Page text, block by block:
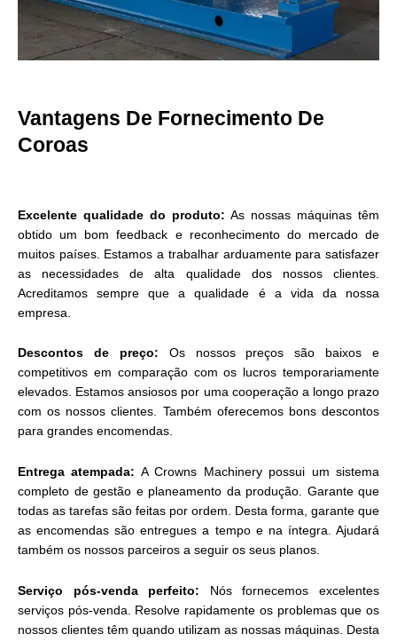
Vantagens De Fornecimento De
Coroas
Excelente qualidade do produto:As nossas máquinas têm
obtido um bom feedback e reconhecimento do mercado de
muitos países. Estamos a trabalhar arduamente para satisfazer
as necessidades de alta qualidade dos nossos clientes.
Acreditamos sempre que a qualidade é a vida da nossa
empresa.
Descontos de preço: Os nossos preços são baixos e
competitivos em comparação com os lucros temporariamente
elevados. Estamos ansiosos por uma cooperação a longo prazo
com os nossos clientes. Também oferecemos bons descontos
para grandes encomendas.
Entrega atempada: A Crowns Machinery possui um sistema
completo de gestão e planeamento da produção. Garante que
todas as tarefas são feitas por ordem. Desta forma, garante que
as encomendas são entregues a tempo e na íntegra. Ajudará
também os nossos parceiros a seguir os seus planos.
Serviço pós-venda perfeito: Nós fornecemos excelentes
serviços pós-venda. Resolve rapidamente os problemas que os
nossos clientes têm quando utilizam as nossas máquinas. Desta